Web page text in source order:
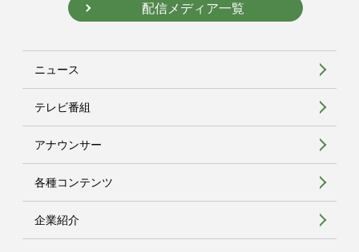
配信メディア一覧
ニュース
テレビ番組
アナウンサー
各種コンテンツ
企業紹介